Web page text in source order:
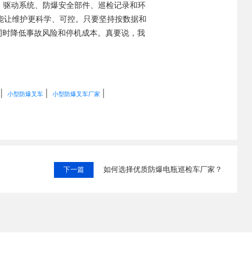
动系统、防爆安全部件、巡检记录和环
维护更科学、可控。只要坚持按数据和
降低事故风险和停机成本。真要说，我
| 小型防爆叉车 | 小型防爆叉车厂家 |
下一篇 如何选择优质防爆电瓶巡检车厂家？